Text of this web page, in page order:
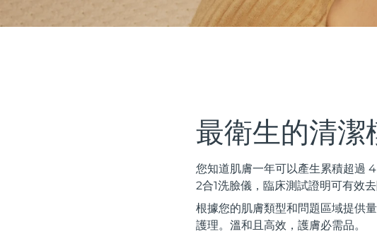
最衛生的清潔
您知道肌膚一年可以產生累積超過
2合1洗臉儀，臨床測試證明可有效
根據您的肌膚類型和問題區域提供
護理。溫和且高效，護膚必需品。
熱門產品